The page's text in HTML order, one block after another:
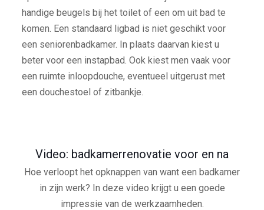
handige beugels bij het toilet of een om uit bad te
komen. Een standaard ligbad is niet geschikt voor
een seniorenbadkamer. In plaats daarvan kiest u
beter voor een instapbad. Ook kiest men vaak voor
een ruimte inloopdouche, eventueel uitgerust met
een douchestoel of zitbankje.
Video: badkamerrenovatie voor en na
Hoe verloopt het opknappen van want een badkamer
in zijn werk? In deze video krijgt u een goede
impressie van de werkzaamheden.